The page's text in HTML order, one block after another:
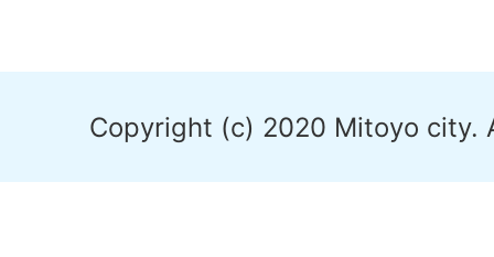
Copyright (c) 2020 Mitoyo city.